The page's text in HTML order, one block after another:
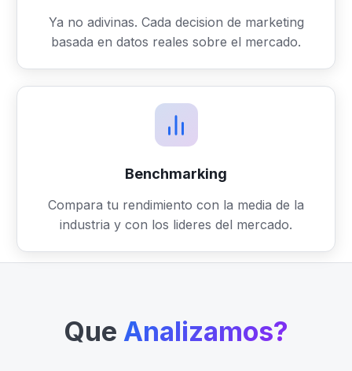
Ya no adivinas. Cada decision de marketing
basada en datos reales sobre el mercado.
Benchmarking
Compara tu rendimiento con la media de la
industria y con los lideres del mercado.
Que Analizamos?